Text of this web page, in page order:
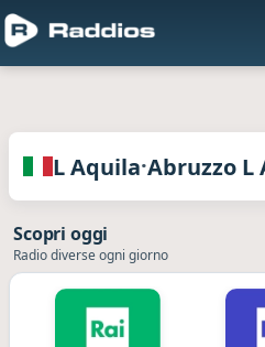
Radio dell L Aquila ·
L Aquila·Abruzzo L
Scopri oggi
Radio diverse ogni giorno